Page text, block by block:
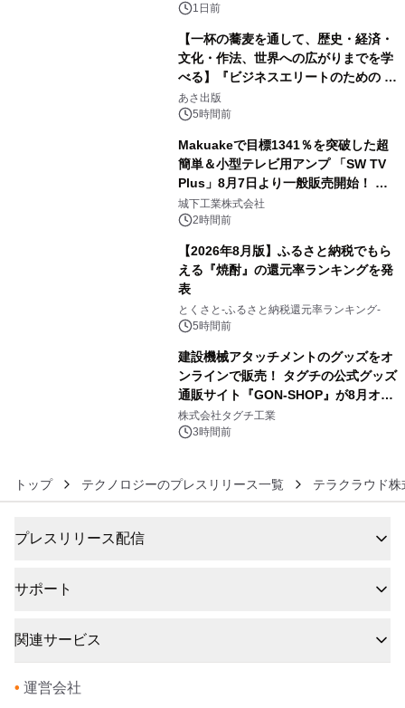
1日前
【一杯の蕎麦を通して、歴史・経済・
文化・作法、世界への広がりまでを学
べる】『ビジネスエリートのための 教
養としての蕎麦』2026年8月25日
（火）発売
あさ出版
5時間前
Makuakeで目標1341％を突破した超
簡単＆小型テレビ用アンプ 「SW TV
Plus」8月7日より一般販売開始！ ケ
ーブル1本つなぐだけ、テレビの音が
ぐっと豊かに
城下工業株式会社
2時間前
【2026年8月版】ふるさと納税でもら
える『焼酎』の還元率ランキングを発
表
とくさと-ふるさと納税還元率ランキング-
5時間前
建設機械アタッチメントのグッズをオ
ンラインで販売！ タグチの公式グッズ
通販サイト『GON-SHOP』が8月オー
プン
株式会社タグチ工業
3時間前
トップ テクノロジーのプレスリリース一覧 テラクラウド株
プレスリリース配信
サポート
関連サービス
• 運営会社